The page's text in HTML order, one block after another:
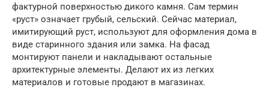
фактурной поверхностью дикого камня. Сам термин
«руст» означает грубый, сельский. Сейчас материал,
имитирующий руст, используют для оформления дома в
виде старинного здания или замка. На фасад
монтируют панели и накладывают остальные
архитектурные элементы. Делают их из легких
материалов и готовые продают в магазинах.